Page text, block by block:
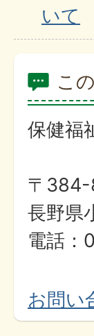
いて
こ
保健福
〒384-
長野県
電話
お問い